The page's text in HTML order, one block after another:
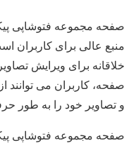
صفحه مجموعه فتوشاپی
منبع عالی برای کاربران
خلاقانه برای ویرایش
صفحه، کاربران می توانند
و تصاویر خود را به طور
صفحه مجموعه فتوشاپی